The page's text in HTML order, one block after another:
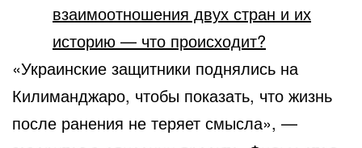
взаимоотношения двух стран и их
историю — что происходит?
«Украинские защитники поднялись на
Килиманджаро, чтобы показать, что жизнь
после ранения не теряет смысла», —